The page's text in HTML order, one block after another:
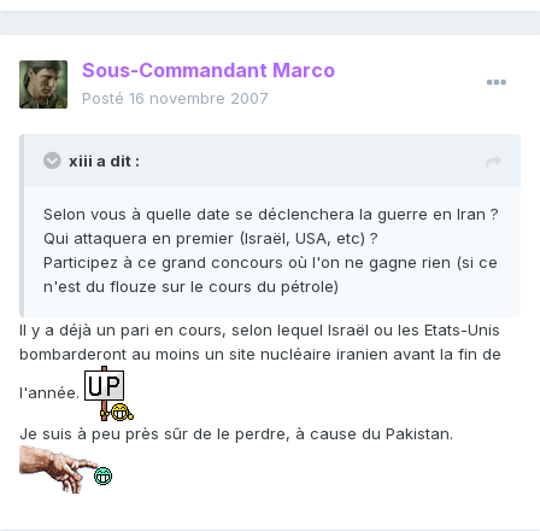
Sous-Commandant Marco
Posté 16 novembre 2007
xiii a dit :
Selon vous à quelle date se déclenchera la guerre en Iran ?
Qui attaquera en premier (Israël, USA, etc) ?
Participez à ce grand concours où l'on ne gagne rien (si ce
n'est du flouze sur le cours du pétrole)
Il y a déjà un pari en cours, selon lequel Israël ou les Etats-Unis
bombarderont au moins un site nucléaire iranien avant la fin de
l'année.
Je suis à peu près sûr de le perdre, à cause du Pakistan.